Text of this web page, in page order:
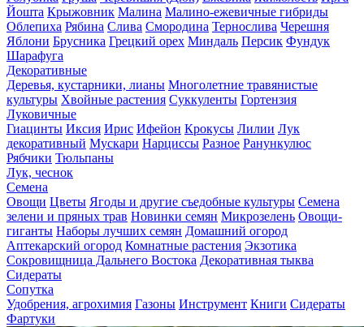
Йошта Крыжовник Малина Малино-ежевичные гибриды
Облепиха Рябина Слива Смородина Тернослива Черешня
Яблони Брусника Грецкий орех Миндаль Персик Фундук
Шарафуга
Декоративные
Деревья, кустарники, лианы Многолетние травянистые
культуры Хвойные растения Суккуленты Гортензия
Луковичные
Гиацинты Иксия Ирис Ифейон Крокусы Лилии Лук
декоративный Мускари Нарциссы Разное Ранункулюс
Рябчики Тюльпаны
Лук, чеснок
Семена
Овощи Цветы Ягоды и другие съедобные культуры Семена
зелени и пряных трав Новинки семян Микрозелень Овощи-
гиганты Наборы лучших семян Домашний огород
Аптекарский огород Комнатные растения Экзотика
Сокровищница Дальнего Востока Декоративная тыква
Сидераты
Сопутка
Удобрения, агрохимия Газоны Инструмент Книги Сидераты
Фартуки